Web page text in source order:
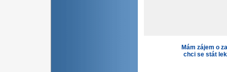
Mám zájem o
chci se stát